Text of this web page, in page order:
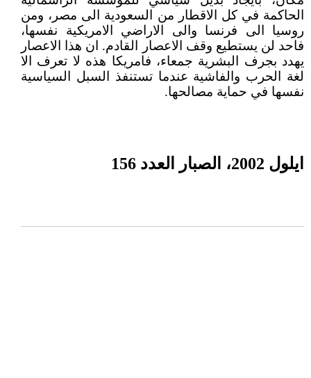
الحاكمة في كل الاقطار من السعودية الى مصر، ومن
روسيا الى فرنسا والى الاراضي الامريكية نفسها،
فاحد لن يستطيع وقف الاعصار القادم. ان هذا الاعصار
يهدد بجرف البشرية جمعاء، فامريكا هذه لا تعرف الا
لغة الحرب والفاشية عندما تستنفذ السبل السياسية
نفسها في حماية مصالحها.
ايلول 2002، الصبار العدد 156